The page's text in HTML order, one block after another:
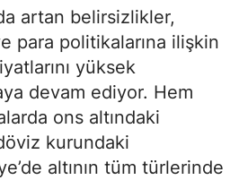
artan belirsizlikler,
para politikalarına ilişkin
yüksek
devam ediyor. Hem
ons altındaki
kurundaki
altının tüm türlerinde